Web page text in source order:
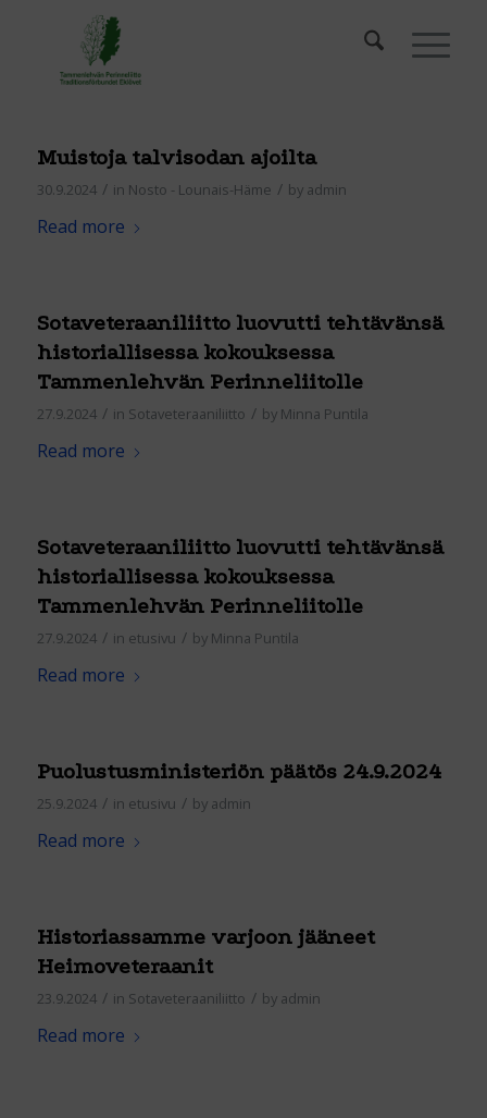
Muistoja talvisodan ajoilta
30.9.2024 / in Nosto - Lounais-Häme / by admin
Read more
Sotaveteraaniliitto luovutti tehtävänsä
historiallisessa kokouksessa
Tammenlehvän Perinneliitolle
27.9.2024 / in Sotaveteraaniliitto / by Minna Puntila
Read more
Sotaveteraaniliitto luovutti tehtävänsä
historiallisessa kokouksessa
Tammenlehvän Perinneliitolle
27.9.2024 / in etusivu / by Minna Puntila
Read more
Puolustusministeriön päätös 24.9.2024
25.9.2024 / in etusivu / by admin
Read more
Historiassamme varjoon jääneet
Heimoveteraanit
23.9.2024 / in Sotaveteraaniliitto / by admin
Read more